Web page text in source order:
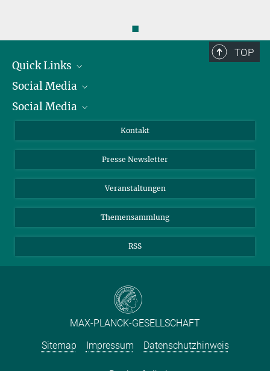
◼
TOP
Quick Links
Präsident
Zahlen und Fakten
Meldestelle Fehlverhalten
Social Media
Bluesky
TikTok
Social Media
Instagram
YouTube
Kontakt
Presse Newsletter
Veranstaltungen
Themensammlung
RSS
MAX-PLANCK-GESELLSCHAFT
Sitemap
Impressum Datenschutzhinweis